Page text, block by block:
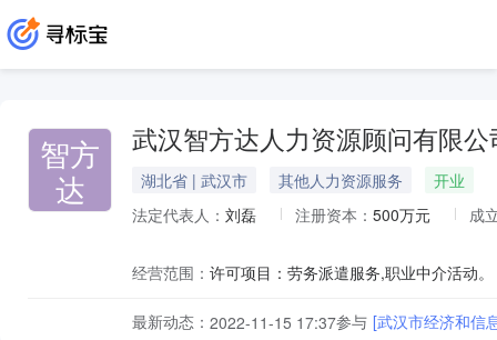
智方
达
武汉智方达人力资源顾问有限公
湖北省 | 武汉市 其他人力资源服务
开业
法定代表人： 刘磊 注册资本： 500万元 成
经营范围：
最新动态： 2022-11-15 17:37参与 [武汉市经济和信